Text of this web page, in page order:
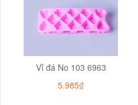
Vỉ đá No 103 6963
5.985₫